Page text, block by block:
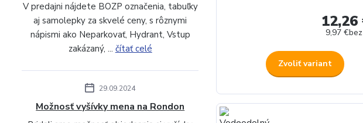
12,26
9,97 €
Zvoliť variant
V predajni nájdete BOZP označenia, tabuľky
aj samolepky za skvelé ceny, s rôznymi
nápismi ako Neparkovať, Hydrant, Vstup
zakázaný, ... čítať celé
29.09.2024
Možnosť vyšívky mena na Rondon